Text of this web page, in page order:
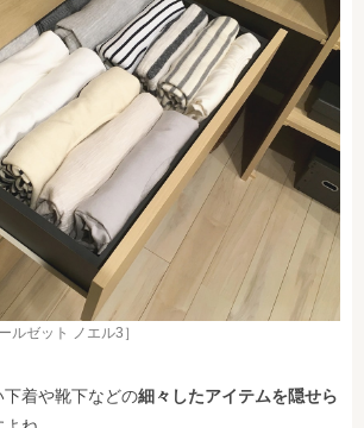
ルゼット ノエル3］
着や靴下などの細々したアイテムを隠せら